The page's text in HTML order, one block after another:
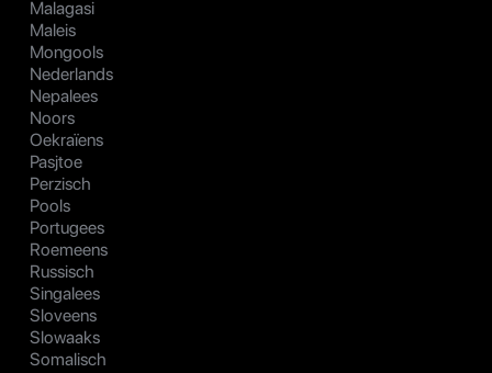
Malagasi
Maleis
Mongools
Nederlands
Nepalees
Noors
Oekraïens
Pasjtoe
Perzisch
Pools
Portugees
Roemeens
Russisch
Singalees
Sloveens
Slowaaks
Somalisch